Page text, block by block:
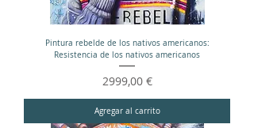
Pintura rebelde de los nativos americanos:
Resistencia de los nativos americanos
Precio
2999,00 €
Agregar al carrito